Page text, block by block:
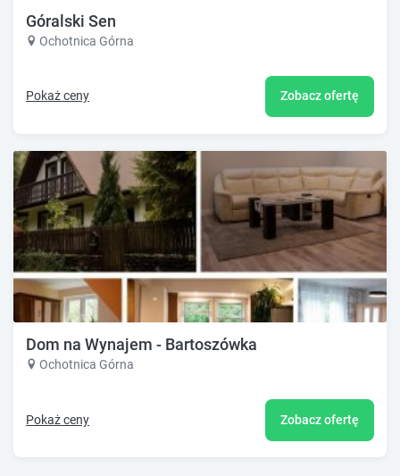
Góralski Sen
Ochotnica Górna
Pokaż ceny Zobacz ofertę
Dom na Wynajem - Bartoszówka
Ochotnica Górna
Pokaż ceny Zobacz ofertę